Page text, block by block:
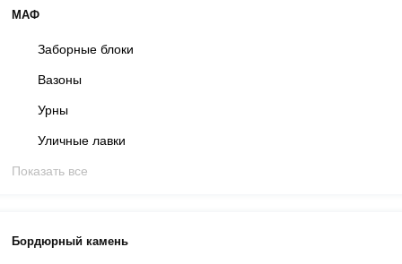
МАФ
Заборные блоки
Вазоны
Урны
Уличные лавки
Показать все
Бордюрный камень